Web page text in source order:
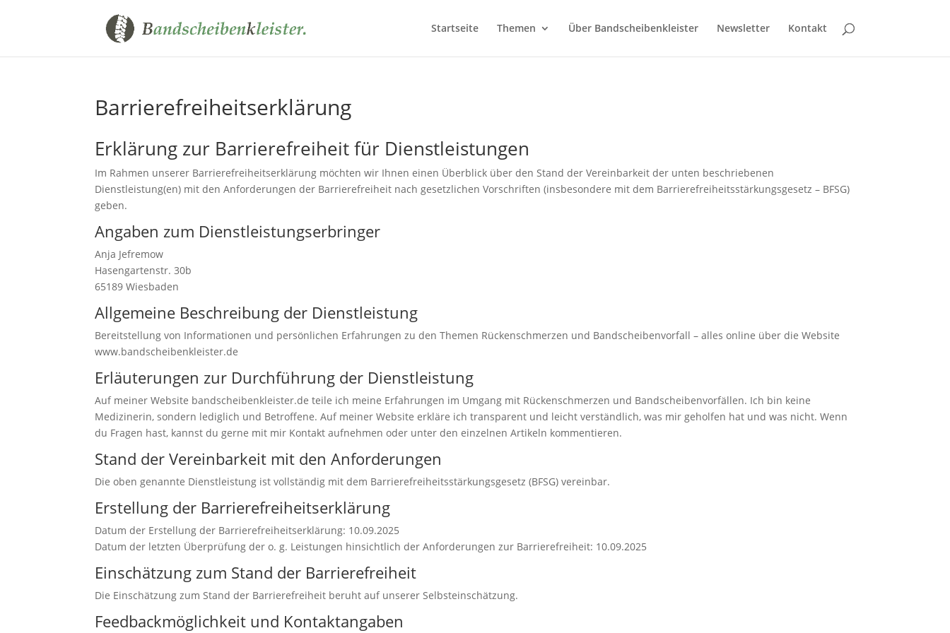
Startseite Themen Über Bandscheibenkleister Newsletter Kontakt
Barrierefreiheitserklärung
Erklärung zur Barrierefreiheit für Dienstleistungen
Im Rahmen unserer Barrierefreiheitserklärung möchten wir Ihnen einen Überblick über den Stand der Vereinbarkeit der unten beschriebenen
Dienstleistung(en) mit den Anforderungen der Barrierefreiheit nach gesetzlichen Vorschriften (insbesondere mit dem Barrierefreiheitsstärkungsgesetz – BFSG)
geben.
Angaben zum Dienstleistungserbringer
Anja Jefremow
Hasengartenstr. 30b
65189 Wiesbaden
Allgemeine Beschreibung der Dienstleistung
Bereitstellung von Informationen und persönlichen Erfahrungen zu den Themen Rückenschmerzen und Bandscheibenvorfall – alles online über die Website
www.bandscheibenkleister.de
Erläuterungen zur Durchführung der Dienstleistung
Auf meiner Website bandscheibenkleister.de teile ich meine Erfahrungen im Umgang mit Rückenschmerzen und Bandscheibenvorfällen. Ich bin keine
Medizinerin, sondern lediglich und Betroffene. Auf meiner Website erkläre ich transparent und leicht verständlich, was mir geholfen hat und was nicht. Wenn
du Fragen hast, kannst du gerne mit mir Kontakt aufnehmen oder unter den einzelnen Artikeln kommentieren.
Stand der Vereinbarkeit mit den Anforderungen
Die oben genannte Dienstleistung ist vollständig mit dem Barrierefreiheitsstärkungsgesetz (BFSG) vereinbar.
Erstellung der Barrierefreiheitserklärung
Datum der Erstellung der Barrierefreiheitserklärung: 10.09.2025
Datum der letzten Überprüfung der o. g. Leistungen hinsichtlich der Anforderungen zur Barrierefreiheit: 10.09.2025
Einschätzung zum Stand der Barrierefreiheit
Die Einschätzung zum Stand der Barrierefreiheit beruht auf unserer Selbsteinschätzung.
Feedbackmöglichkeit und Kontaktangaben